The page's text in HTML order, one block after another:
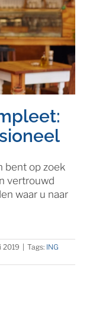
bent op zoek
vertrouwd
waar u naar
2019 Tags: ING